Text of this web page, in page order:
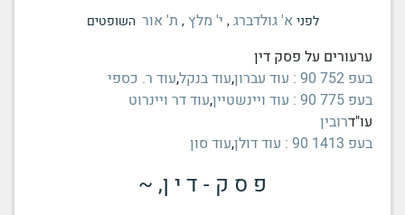
לפני א' גולדברג , י' מלץ , ת' אור השופטים
ערעורים על פסק דין
בעפ 752 90 : עוד עברון
,עוד בנקל,עוד ר. כספי
בעפ 775 90 : עוד ויינשטיין
,עוד דר ויינרוט
עו"דרובין
בעפ 1413 90 : עוד דולן
,עוד סון
פ ס ק - ד י ן, ~